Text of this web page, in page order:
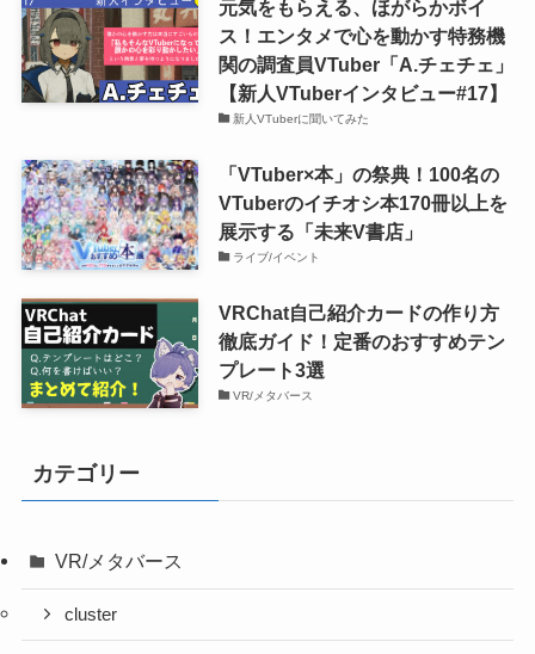
元気をもらえる、ほがらかボイ
ス！エンタメで心を動かす特務機
関の調査員VTuber「A.チェチェ」
【新人VTuberインタビュー#17】
新人VTuberに聞いてみた
「VTuber×本」の祭典！100名の
VTuberのイチオシ本170冊以上を
展示する「未来V書店」
ライブ/イベント
VRChat自己紹介カードの作り方
徹底ガイド！定番のおすすめテン
プレート3選
VR/メタバース
カテゴリー
VR/メタバース
cluster